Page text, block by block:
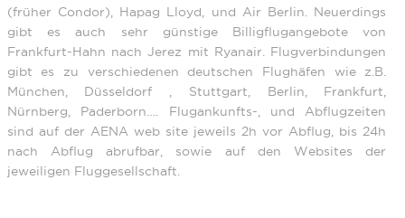
(früher Condor), Hapag Lloyd, und Air Berlin. Neuerdings
gibt es auch sehr günstige Billigflugangebote von
Frankfurt-Hahn nach Jerez mit Ryanair. Flugverbindungen
gibt es zu verschiedenen deutschen Flughäfen wie z.B.
München, Düsseldorf , Stuttgart, Berlin, Frankfurt,
Nürnberg, Paderborn…. Flugankunfts-, und Abflugzeiten
sind auf der AENA web site jeweils 2h vor Abflug, bis 24h
nach Abflug abrufbar, sowie auf den Websites der
jeweiligen Fluggesellschaft.